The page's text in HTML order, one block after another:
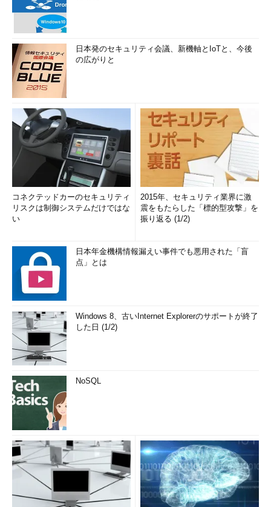
日本発のセキュリティ会議、新機軸とIoTと、今後
の広がりと
コネクテッドカーのセキュリティ
リスクは制御システムだけではな
い
2015年、セキュリティ業界に激
震をもたらした「標的型攻撃」を
振り返る (1/2)
日本年金機構情報漏えい事件でも悪用された「盲
点」とは
Windows 8、古いInternet Explorerのサポートが終了
した日 (1/2)
NoSQL